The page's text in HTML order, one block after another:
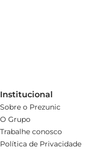
Institucional
Sobre o Prezunic
O Grupo
Trabalhe conosco
Política de Privacidade